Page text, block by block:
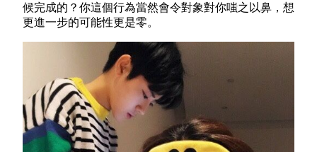
候完成的？你這個行為當然會令對象對你嗤之以鼻，想
更進一步的可能性更是零。